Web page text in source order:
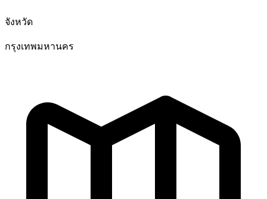
จังหวัด
กรุงเทพมหานคร